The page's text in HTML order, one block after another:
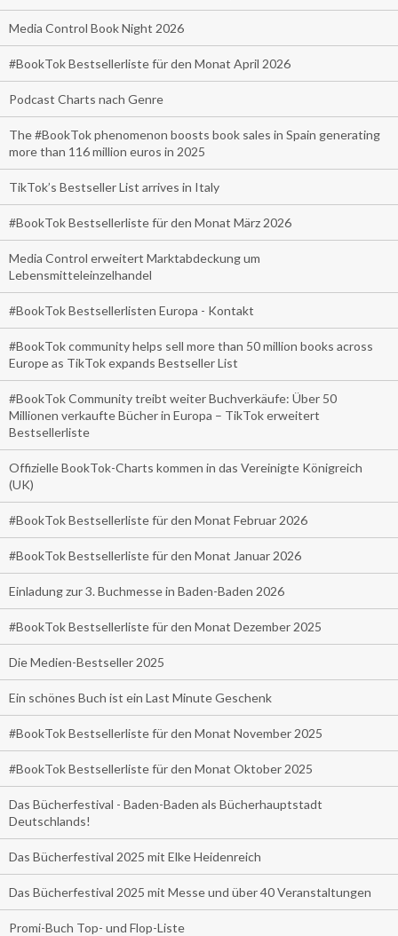
Media Control Book Night 2026
#BookTok Bestsellerliste für den Monat April 2026
Podcast Charts nach Genre
The #BookTok phenomenon boosts book sales in Spain generating
more than 116 million euros in 2025
TikTok’s Bestseller List arrives in Italy
#BookTok Bestsellerliste für den Monat März 2026
Media Control erweitert Marktabdeckung um
Lebensmitteleinzelhandel
#BookTok Bestsellerlisten Europa - Kontakt
#BookTok community helps sell more than 50 million books across
Europe as TikTok expands Bestseller List
#BookTok Community treibt weiter Buchverkäufe: Über 50
Millionen verkaufte Bücher in Europa – TikTok erweitert
Bestsellerliste
Offizielle BookTok-Charts kommen in das Vereinigte Königreich
(UK)
#BookTok Bestsellerliste für den Monat Februar 2026
#BookTok Bestsellerliste für den Monat Januar 2026
Einladung zur 3. Buchmesse in Baden-Baden 2026
#BookTok Bestsellerliste für den Monat Dezember 2025
Die Medien-Bestseller 2025
Ein schönes Buch ist ein Last Minute Geschenk
#BookTok Bestsellerliste für den Monat November 2025
#BookTok Bestsellerliste für den Monat Oktober 2025
Das Bücherfestival - Baden-Baden als Bücherhauptstadt
Deutschlands!
Das Bücherfestival 2025 mit Elke Heidenreich
Das Bücherfestival 2025 mit Messe und über 40 Veranstaltungen
Promi-Buch Top- und Flop-Liste